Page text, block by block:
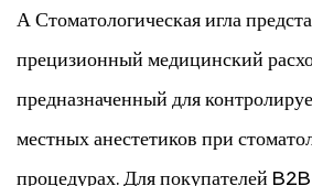
А Стоматологическая игла
прецизионный медицинский
предназначенный для
местных анестетиков при
процедурах. Для покупателей